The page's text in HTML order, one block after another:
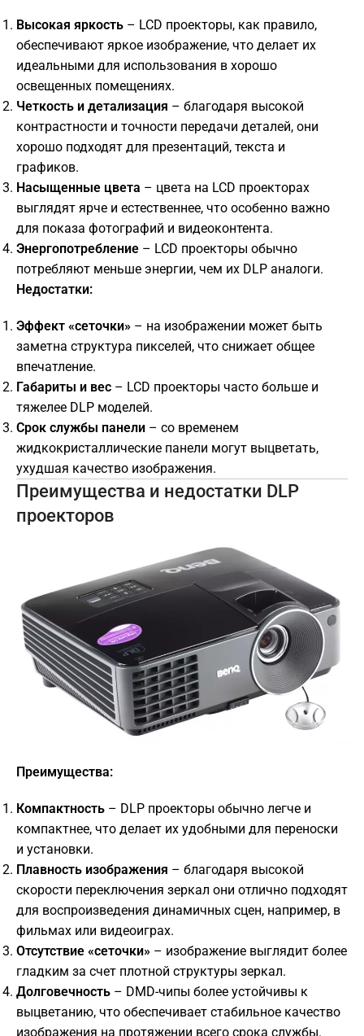
Высокая яркость – LCD проекторы, как правило,
обеспечивают яркое изображение, что делает их
идеальными для использования в хорошо
освещенных помещениях.
Четкость и детализация – благодаря высокой
контрастности и точности передачи деталей, они
хорошо подходят для презентаций, текста и
графиков.
Насыщенные цвета – цвета на LCD проекторах
выглядят ярче и естественнее, что особенно важно
для показа фотографий и видеоконтента.
Энергопотребление – LCD проекторы обычно
потребляют меньше энергии, чем их DLP аналоги.
Недостатки:
Эффект «сеточки» – на изображении может быть
заметна структура пикселей, что снижает общее
впечатление.
Габариты и вес – LCD проекторы часто больше и
тяжелее DLP моделей.
Срок службы панели – со временем
жидкокристаллические панели могут выцветать,
ухудшая качество изображения.
Преимущества и недостатки DLP
проекторов
Преимущества:
Компактность – DLP проекторы обычно легче и
компактнее, что делает их удобными для переноски
и установки.
Плавность изображения – благодаря высокой
скорости переключения зеркал они отлично подходят
для воспроизведения динамичных сцен, например, в
фильмах или видеоиграх.
Отсутствие «сеточки» – изображение выглядит более
гладким за счет плотной структуры зеркал.
Долговечность – DMD-чипы более устойчивы к
выцветанию, что обеспечивает стабильное качество
изображения на протяжении всего срока службы.